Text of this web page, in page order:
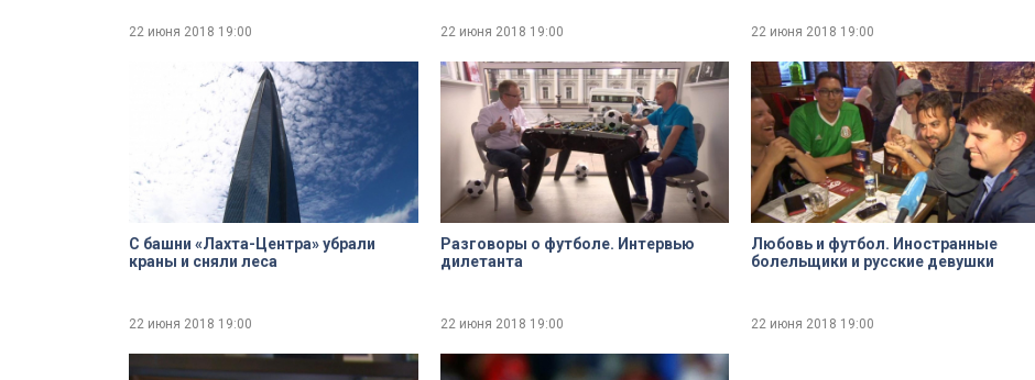
22 июня 2018 19:00 22 июня 2018 19:00 22 июня 2018 19:00
С башни «Лахта-Центра» убрали
краны и сняли леса
22 июня 2018 19:00
Разговоры о футболе. Интервью
дилетанта
22 июня 2018 19:00
Любовь и футбол. Иностранные
болельщики и русские девушки
22 июня 2018 19:00